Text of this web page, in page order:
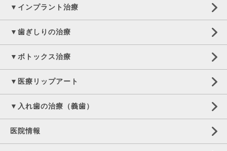
▼インプラント治療
▼歯ぎしりの治療
▼ボトックス治療
▼医療リップアート
▼入れ歯の治療（義歯）
医院情報